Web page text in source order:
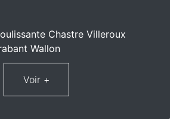
Chastre Villeroux
Wallon